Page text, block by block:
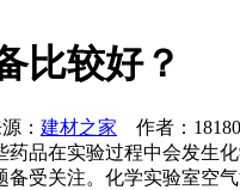
比较好？
： 建材之家 作者：
品在实验过程中会发生
受关注。化学实验室空